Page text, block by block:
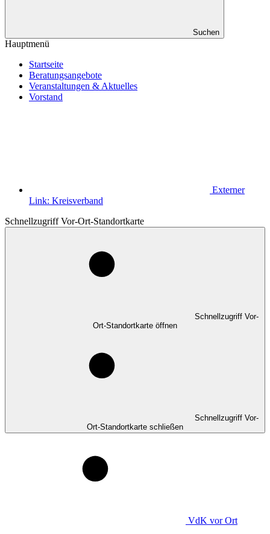
Suchen
Hauptmenü
Startseite
Beratungsangebote
Veranstaltungen & Aktuelles
Vorstand
Externer
Link: Kreisverband
Schnellzugriff Vor-Ort-Standortkarte
Schnellzugriff Vor-
Ort-Standortkarte öffnen
Schnellzugriff Vor-
Ort-Standortkarte schließen
VdK vor Ort